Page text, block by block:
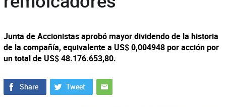
Junta de Accionistas aprobó mayor dividendo de la historia
de la compañía, equivalente a US$ 0,004948 por acción por
un total de US$ 48.176.653,80.